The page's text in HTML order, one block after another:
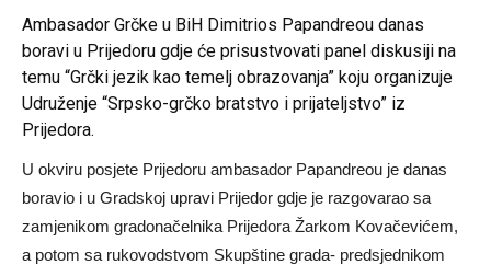
Ambasador Grčke u BiH Dimitrios Papandreou danas
boravi u Prijedoru gdje će prisustvovati panel diskusiji na
temu “Grčki jezik kao temelj obrazovanja” koju organizuje
Udruženje “Srpsko-grčko bratstvo i prijateljstvo” iz
Prijedora.
U okviru posjete Prijedoru ambasador Papandreou je danas
boravio i u Gradskoj upravi Prijedor gdje je razgovarao sa
zamjenikom gradonačelnika Prijedora Žarkom Kovačevićem,
a potom sa rukovodstvom Skupštine grada- predsjednikom